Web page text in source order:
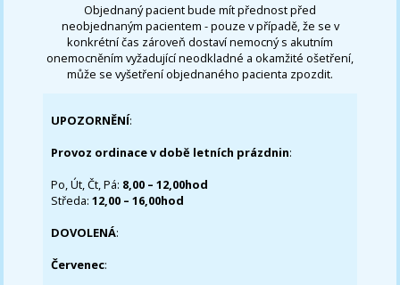
Objednaný pacient bude mít přednost před
neobjednaným pacientem - pouze v případě, že se v
konkrétní čas zároveň dostaví nemocný s akutním
onemocněním vyžadující neodkladné a okamžité ošetření,
může se vyšetření objednaného pacienta zpozdit.
UPOZORNĚNÍ:
Provoz ordinace v době letních prázdnin:
Po, Út, Čt, Pá: 8,00 – 12,00hod
Středa:12,00 – 16,00hod
DOVOLENÁ:
Červenec: